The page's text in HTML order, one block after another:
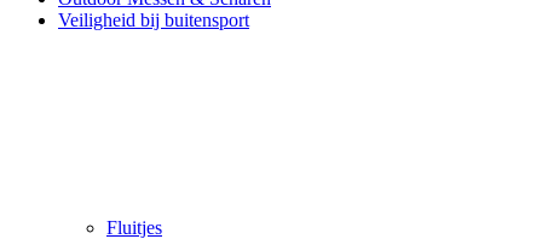
Veiligheid bij buitensport
Fluitjes